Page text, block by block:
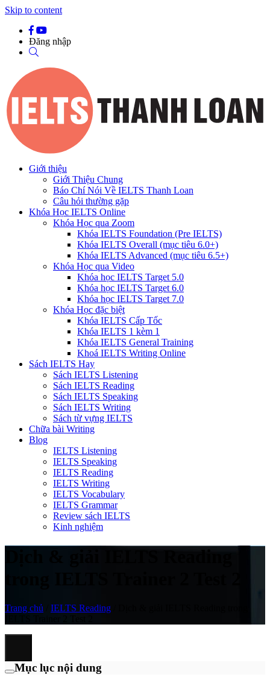
Skip to content
Đăng nhập
Giới thiệu
Giới Thiệu Chung
Báo Chí Nói Về IELTS Thanh Loan
Câu hỏi thường gặp
Khóa Học IELTS Online
Khóa Học qua Zoom
Khóa IELTS Foundation (Pre IELTS)
Khóa IELTS Overall (mục tiêu 6.0+)
Khóa IELTS Advanced (mục tiêu 6.5+)
Khóa Học qua Video
Khóa học IELTS Target 5.0
Khóa học IELTS Target 6.0
Khóa học IELTS Target 7.0
Khóa Học đặc biệt
Khóa IELTS Cấp Tốc
Khóa IELTS 1 kèm 1
Khóa IELTS General Training
Khoá IELTS Writing Online
Sách IELTS Hay
Sách IELTS Listening
Sách IELTS Reading
Sách IELTS Speaking
Sách IELTS Writing
Sách từ vựng IELTS
Chữa bài Writing
Blog
IELTS Listening
IELTS Speaking
IELTS Reading
IELTS Writing
IELTS Vocabulary
IELTS Grammar
Review sách IELTS
Kinh nghiệm
Dịch & giải IELTS Reading
Trang chủ IELTS Reading
Mục lục nội dung